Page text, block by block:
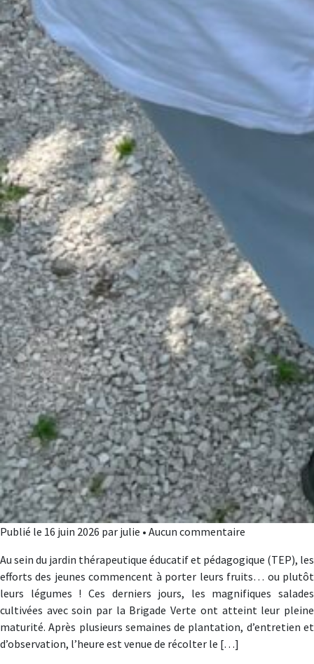
Publié le 16 juin 2026 par julie • Aucun commentaire
Au sein du jardin thérapeutique éducatif et pédagogique (TEP), les
efforts des jeunes commencent à porter leurs fruits… ou plutôt
leurs légumes ! Ces derniers jours, les magnifiques salades
cultivées avec soin par la Brigade Verte ont atteint leur pleine
maturité. Après plusieurs semaines de plantation, d’entretien et
d’observation, l’heure est venue de récolter le […]